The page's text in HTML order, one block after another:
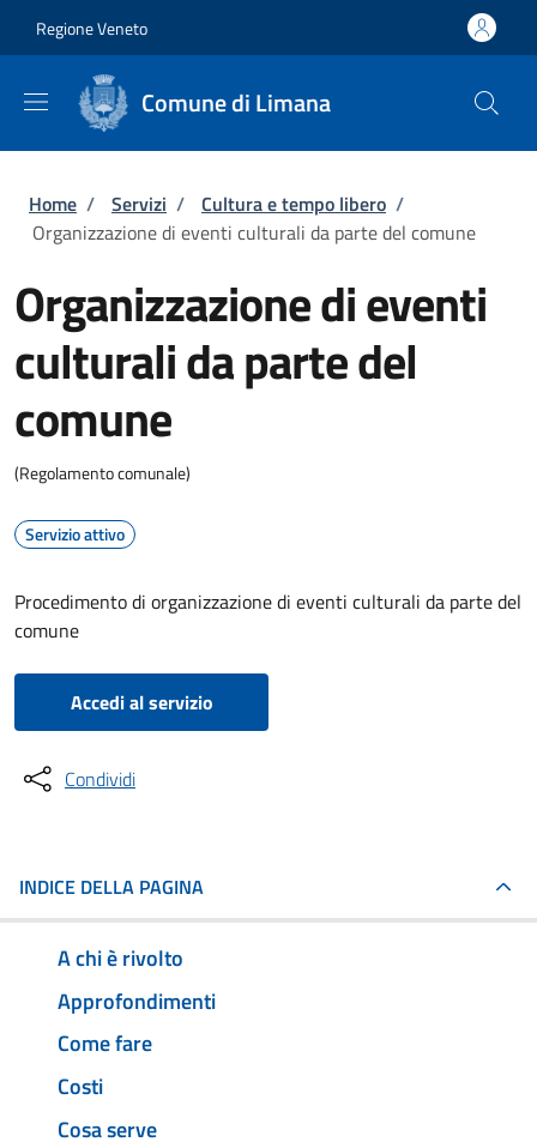
Regione Veneto
Comune di Limana
Briciole di pane
Home / Servizi / Cultura e tempo libero /
Organizzazione di eventi culturali da parte del comune
Organizzazione di eventi
culturali da parte del
comune
(Regolamento comunale)
Servizio attivo
Procedimento di organizzazione di eventi culturali da parte del
comune
Accedi al servizio
Condividi
INDICE DELLA PAGINA
A chi è rivolto
Approfondimenti
Come fare
Costi
Cosa serve